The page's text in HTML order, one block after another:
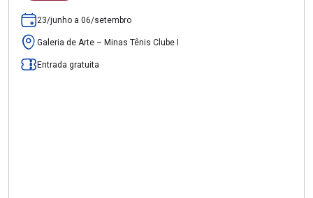
23/junho a 06/setembro
Galeria de Arte – Minas Tênis Clube I
Entrada gratuita